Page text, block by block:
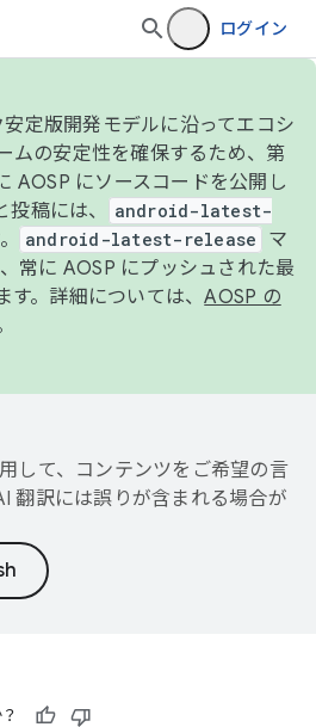
ログイン
定版開発モデルに沿ってエコシ
ムの安定性を確保するため、第
AOSP にソースコードを公開し
稿には、
android-latest-
android-latest-release
マ
常に AOSP にプッシュされた最
す。詳細については、AOSP の
して、コンテンツをご希望の言
翻訳には誤りが含まれる場合が